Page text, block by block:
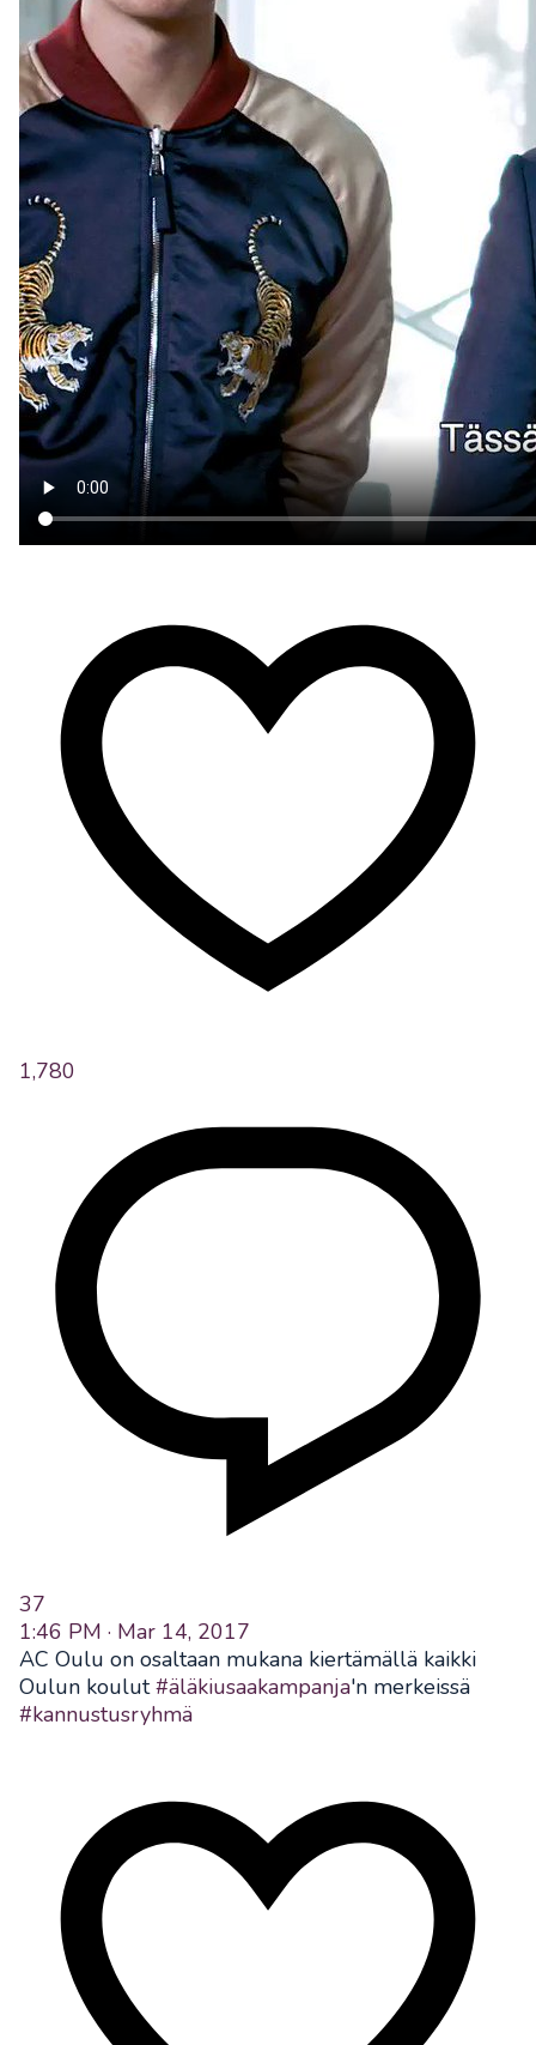
1,780
37
1:46 PM · Mar 14, 2017
AC Oulu on osaltaan mukana kiertämällä kaikki
Oulun koulut#äläkiusaakampanja'n merkeissä
#kannustusryhmä